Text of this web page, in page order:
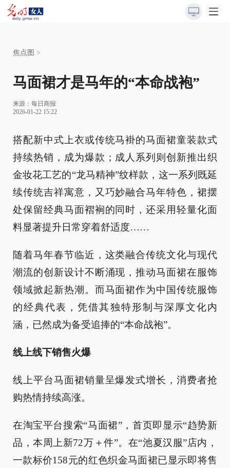
焦点图 >
马面裙才是马年的“本命战袍”
来源： 每日商报
2026-01-22 15:22
搭配新中式上衣或传统马褂的马面裙童装款式
持续热销，成为爆款；成人系列则创新推出织
金妆花工艺的“龙马精神”纹样款，这一系列既延
续传统吉祥寓意，又巧妙融合马年特色，裙摆
处保留经典马面褶裥的同时，还采用轻量化面
料显著提升日常穿着舒适度……
随着马年春节临近，这类融合传统文化与现代
潮流的创新设计不断涌现，推动马面裙在服饰
领域掀起新热潮。而马面裙作为中国传统服饰
的经典代表，凭借其独特形制与深厚文化内
涵，已然成为备受追捧的“本命战袍”。
线上线下销售火爆
线上平台马面裙销量呈爆发式增长，消费者抢
购热情持续高涨。
在淘宝平台搜索“马面裙”，首页即显示“趋势新
品，本周上新72万＋件”。在“池夏汉服”店内，
一款标价158元的红色织金马面裙已显示即将售